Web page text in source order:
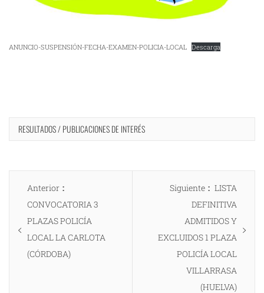
ANUNCIO-SUSPENSIÓN-FECHA-EXAMEN-POLICIA-LOCAL Descarga
RESULTADOS / PUBLICACIONES DE INTERÉS
Navegación
entradas
Anterior
anterior:
CONVOCATORIA 3
PLAZAS POLICÍA
LOCAL LA CARLOTA
(CÓRDOBA)
Siguiente
Entrada
siguiente:
LISTA
DEFINITIVA
ADMITIDOS Y
EXCLUIDOS 1 PLAZA
POLICÍA LOCAL
VILLARRASA
(HUELVA)